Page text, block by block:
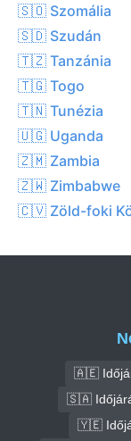
🇸🇴 Szomália
🇸🇩 Szudán
🇹🇿 Tanzánia
🇹🇬 Togo
🇹🇳 Tunézia
🇺🇬 Uganda
🇿🇲 Zambia
🇿🇼 Zimbabwe
🇨🇻 Zöld-foki
🇦🇪
🇸🇦
🇾🇪